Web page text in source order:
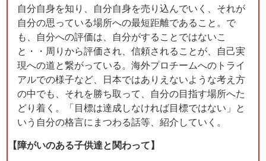
自分自身を知り、自分自身を売り込んでいく、それが
自分の思っている場所への最短距離であること。で
も、自分への評価は、自分がすることではないこ
と・・周りから評価され、信頼されることが、自己実
現への道と繋がっている。海外プロチームへのトライ
アルでの様子など、日本ではありえないような考え方
の中でも、それを勝ち取って、自分の目指す場所へた
どり着く。「目標は達成しなければ目標ではない」と
いう自分の格言にまつわる話等、紹介していく。
【障がいのある子供達と関わって】